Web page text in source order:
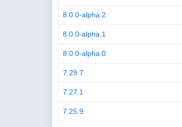
8.0.0-alpha.2
8.0.0-alpha.1
8.0.0-alpha.0
7.29.7
7.27.1
7.25.9